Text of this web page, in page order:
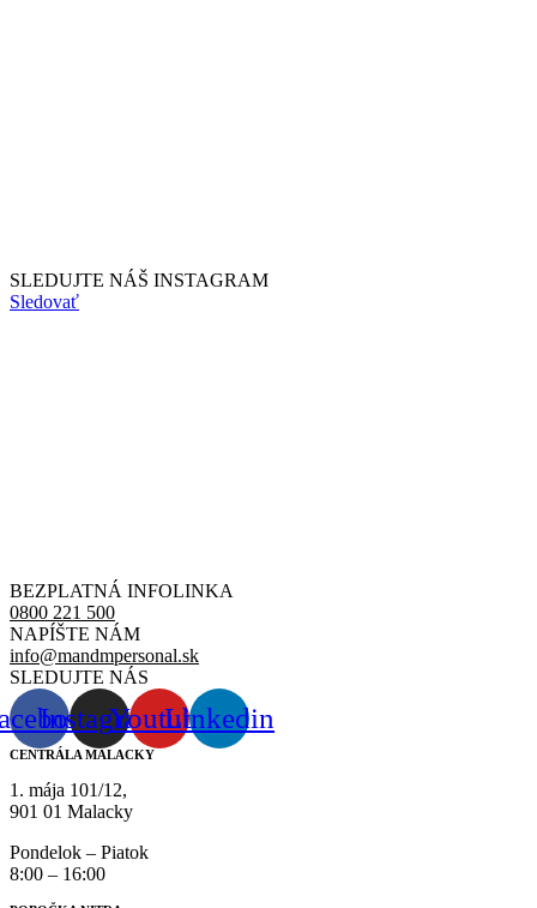
SLEDUJTE NÁŠ INSTAGRAM
Sledovať
BEZPLATNÁ INFOLINKA
0800 221 500
NAPÍŠTE NÁM
info@mandmpersonal.sk
SLEDUJTE NÁS
InstagramYoutubeLinkedin
CENTRÁLA MALACKY
1. mája 101/12,
901 01 Malacky
Pondelok – Piatok
8:00 – 16:00